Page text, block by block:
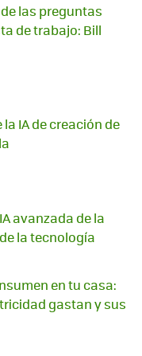
las preguntas
de trabajo: Bill
la IA de creación de
avanzada de la
la tecnología
en tu casa:
gastan y sus